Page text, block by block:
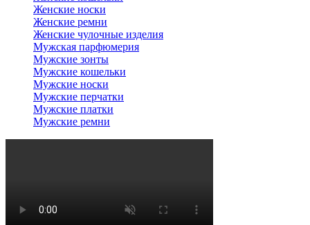
Женские носки
Женские ремни
Женские чулочные изделия
Мужская парфюмерия
Мужские зонты
Мужские кошельки
Мужские носки
Мужские перчатки
Мужские платки
Мужские ремни